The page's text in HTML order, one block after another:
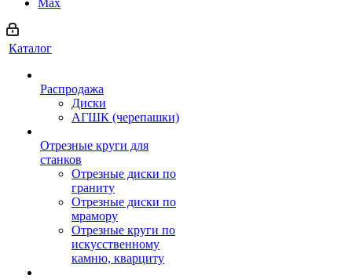
Max
Каталог
Распродажа
Диски
АГШК (черепашки)
Отрезные круги для
станков
Отрезные диски по
граниту
Отрезные диски по
мрамору
Отрезные круги по
искусственному
камню, кварциту